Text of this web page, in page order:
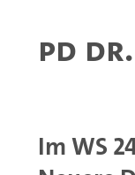
PD
Im WS